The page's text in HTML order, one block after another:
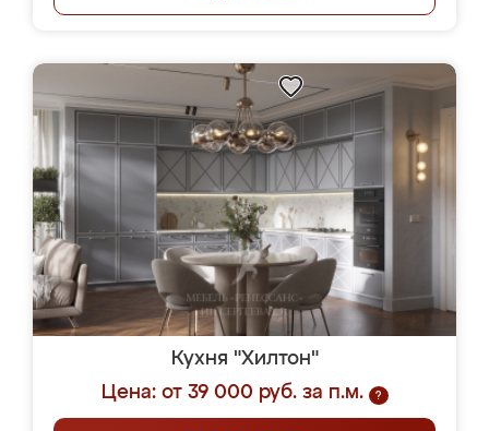
Кухня "Хилтон"
Цена: от 39 000 руб. за п.м.
?